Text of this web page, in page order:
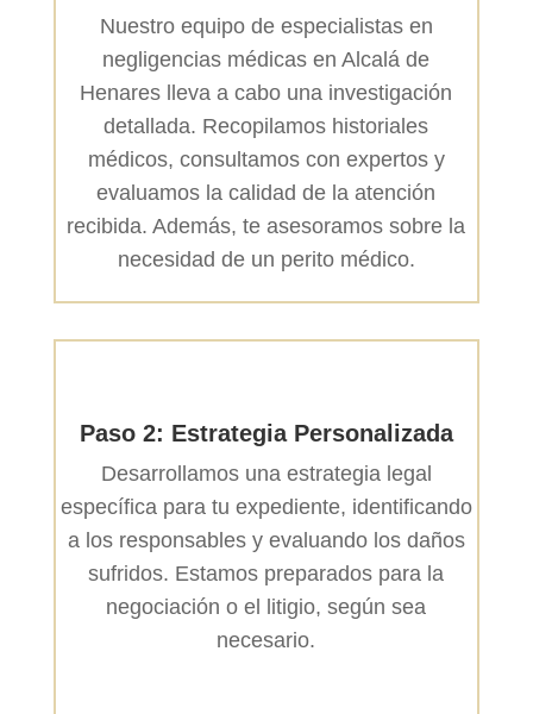
Nuestro equipo de especialistas en
negligencias médicas en Alcalá de
Henares lleva a cabo una investigación
detallada. Recopilamos historiales
médicos, consultamos con expertos y
evaluamos la calidad de la atención
recibida. Además, te asesoramos sobre la
necesidad de un perito médico.
Paso 2: Estrategia Personalizada
Desarrollamos una estrategia legal
específica para tu expediente, identificando
a los responsables y evaluando los daños
sufridos. Estamos preparados para la
negociación o el litigio, según sea
necesario.